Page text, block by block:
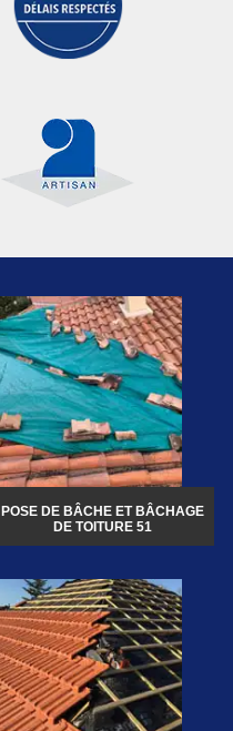
POSE DE BÂCHE ET BÂCHAGE
DE TOITURE 51